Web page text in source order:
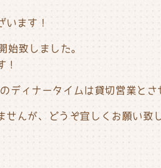
います！
始致しました。
ディナータイムは貸切営業とさ
せんが、どうぞ宜しくお願い致